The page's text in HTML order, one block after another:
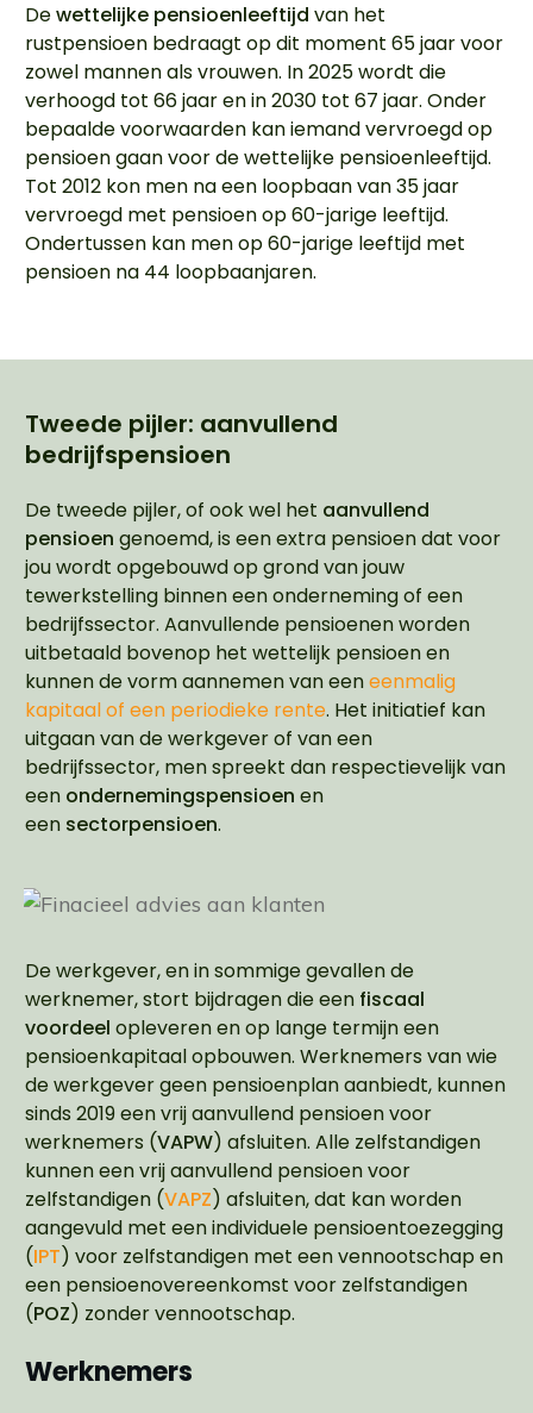
Dewettelijke pensioenleeftijd van het
rustpensioen bedraagt op dit moment 65 jaar voor
zowel mannen als vrouwen. In 2025 wordt die
verhoogd tot 66 jaar en in 2030 tot 67 jaar. Onder
bepaalde voorwaarden kan iemand vervroegd op
pensioen gaan voor de wettelijke pensioenleeftijd.
Tot 2012 kon men na een loopbaan van 35 jaar
vervroegd met pensioen op 60-jarige leeftijd.
Ondertussen kan men op 60-jarige leeftijd met
pensioen na 44 loopbaanjaren.
Tweede pijler: aanvullend
bedrijfspensioen
De tweede pijler, of ook wel het aanvullend
pensioen genoemd, is een extra pensioen dat voor
jou wordt opgebouwd op grond van jouw
tewerkstelling binnen een onderneming of een
bedrijfssector. Aanvullende pensioenen worden
uitbetaald bovenop het wettelijk pensioen en
kunnen de vorm aannemen van eeneenmalig
kapitaal of een periodieke rente. Het initiatief kan
uitgaan van de werkgever of van een
bedrijfssector, men spreekt dan respectievelijk van
een ondernemingspensioen en
een sectorpensioen.
De werkgever, en in sommige gevallen de
werknemer, stort bijdragen die een fiscaal
voordeel opleveren en op lange termijn een
pensioenkapitaal opbouwen. Werknemers van wie
de werkgever geen pensioenplan aanbiedt, kunnen
sinds 2019 een vrij aanvullend pensioen voor
werknemers (VAPW) afsluiten. Alle zelfstandigen
kunnen een vrij aanvullend pensioen voor
zelfstandigen (VAPZ) afsluiten, dat kan worden
aangevuld met een individuele pensioentoezegging
(IPT) voor zelfstandigen met een vennootschap en
een pensioenovereenkomst voor zelfstandigen
(POZ) zonder vennootschap.
Werknemers